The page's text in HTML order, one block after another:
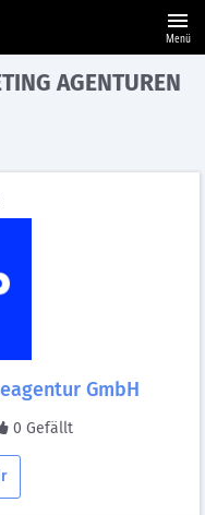
menu
Menü
AGENTUREN
GmbH
0 Gefällt